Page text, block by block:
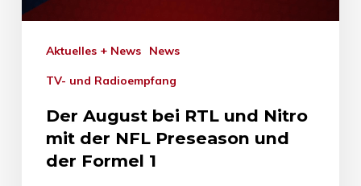
Aktuelles + News News
TV- und Radioempfang
Der August bei RTL und Nitro
mit der NFL Preseason und
der Formel 1